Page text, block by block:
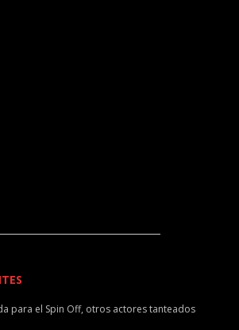
para el Spin Off, otros actores tanteados